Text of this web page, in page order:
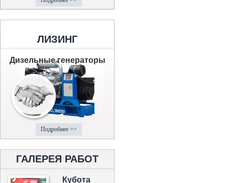
ЛИЗИНГ
Дизельные генераторы
Подробнее >>
ГАЛЕРЕЯ РАБОТ
Кубота